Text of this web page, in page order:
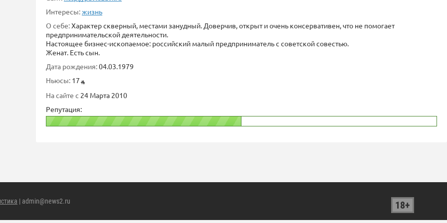
Интересы:жизнь
О себе:Характер скверный, местами занудный. Доверчив, открыт и очень консервативен, что не помогает
предпринимательской деятельности.
Настоящее бизнес-ископаемое: российский малый предприниматель с советской совестью.
Женат. Есть сын.
Дата рождения:04.03.1979
Ньюсы: 17
На сайте с 24 Марта 2010
Репутация:
| admin@news2.ru 18+